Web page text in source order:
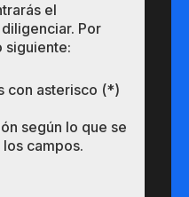
el
Por
siguiente:
con asterisco (*)
según lo que se
campos.